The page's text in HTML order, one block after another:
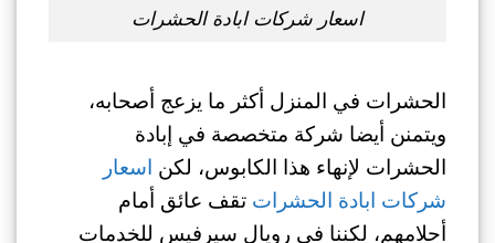
اسعار شركات ابادة الحشرات
الحشرات في المنزل أكثر ما يزعج أصحابه،
ويتمنن أيضا شركة متخصصة في إبادة
الحشرات لإنهاء هذا الكابوس، لكن اسعار
شركات ابادة الحشرات تقف عائق أمام
أحلامهم، لكننا في رويال سيرفيس للخدمات